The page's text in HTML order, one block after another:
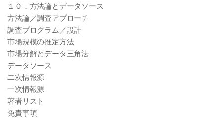
１０．方法論とデータソース
方法論／調査アプローチ
調査プログラム／設計
市場規模の推定方法
市場分解とデータ三角法
データソース
二次情報源
一次情報源
著者リスト
免責事項